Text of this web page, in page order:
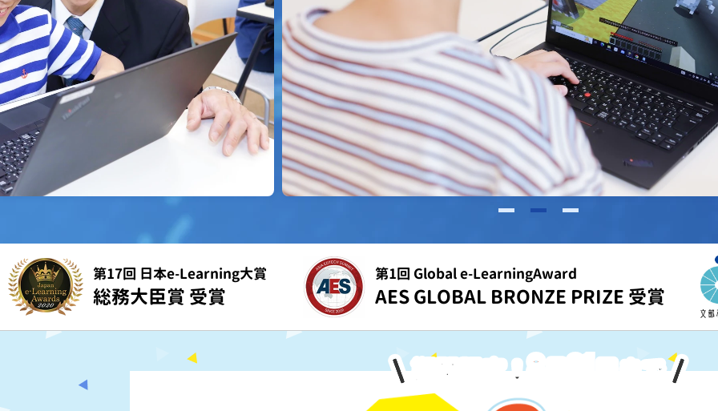
第17回 日本e-Learning大賞
総務大臣賞 受賞
第1回 Global e-LearningAward
AES GLOBAL BRONZE PRIZE 受賞
期間限定！8 31 まで